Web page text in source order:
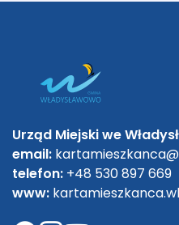
Urząd Miejski we
email:
telefon: +48 530 897 669
www: